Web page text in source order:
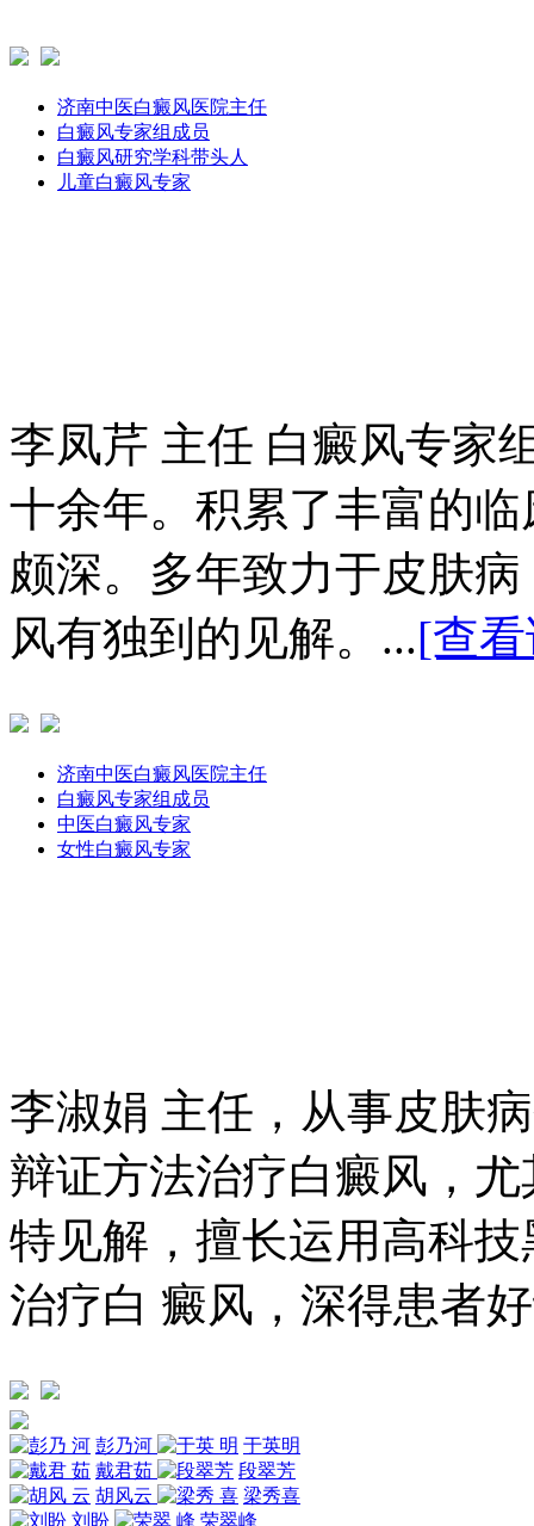
济南中医白癜风医院主任
白癜风专家组成员
白癜风研究学科带头人
儿童白癜风专家
李凤芹 主任 白癜风专家
十余年。积累了丰富的
颇深。多年致力于皮肤
风有独到的见解。...[查
济南中医白癜风医院主任
白癜风专家组成员
中医白癜风专家
女性白癜风专家
李淑娟 主任，从事皮肤
辩证方法治疗白癜风，
特见解，擅长运用高科
治疗白 癜风，深得患者
彭乃河
于英明
戴君茹
段翠芳
胡风云
梁秀喜
刘盼
荣翠峰